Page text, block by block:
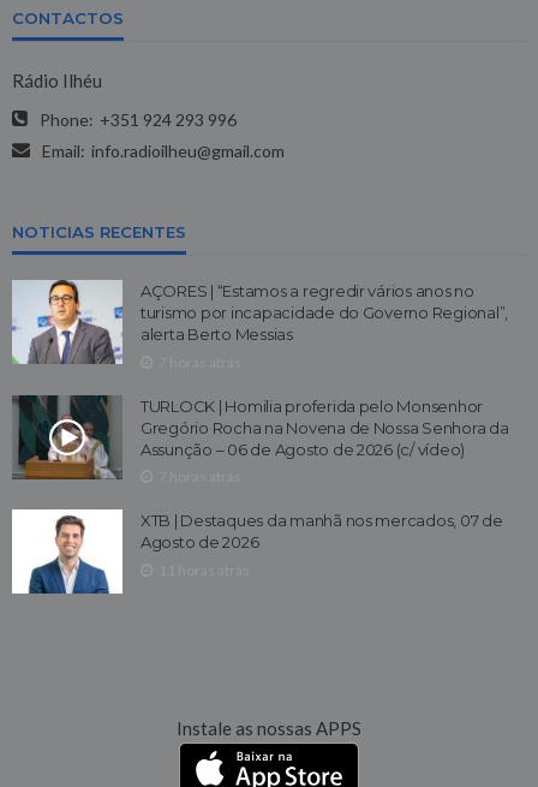
CONTACTOS
Rádio Ilhéu
Phone: +351 924 293 996
Email: info.radioilheu@gmail.com
NOTICIAS RECENTES
AÇORES | “Estamos a regredir vários anos no
turismo por incapacidade do Governo Regional”,
alerta Berto Messias
TURLOCK | Homilia proferida pelo Monsenhor
Gregório Rocha na Novena de Nossa Senhora da
Assunção – 06 de Agosto de 2026 (c/ vídeo)
XTB | Destaques da manhã nos mercados, 07 de
Agosto de 2026
Instale as nossas APPS